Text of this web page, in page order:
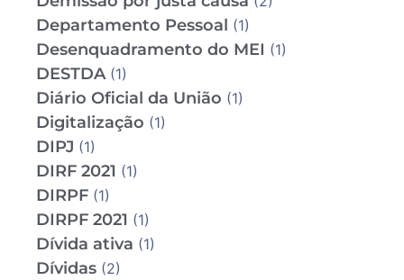
Departamento Pessoal (1)
Desenquadramento do MEI (1)
DESTDA(1)
Diário Oficial da União (1)
Digitalização (1)
DIPJ (1)
DIRF 2021 (1)
DIRPF (1)
DIRPF 2021 (1)
Dívida ativa (1)
Dívidas (2)